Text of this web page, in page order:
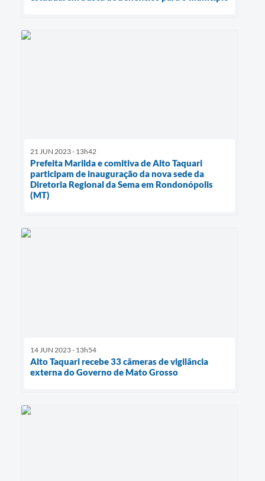
21 JUN 2023 - 13h42
Prefeita Marilda e comitiva de Alto Taquari
participam de inauguração da nova sede da
Diretoria Regional da Sema em Rondonópolis
(MT)
14 JUN 2023 - 13h54
Alto Taquari recebe 33 câmeras de vigilância
externa do Governo de Mato Grosso